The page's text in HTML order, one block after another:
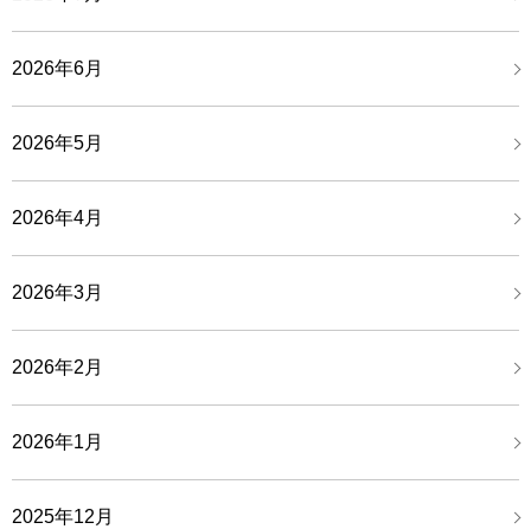
2026年6月
2026年5月
2026年4月
2026年3月
2026年2月
2026年1月
2025年12月